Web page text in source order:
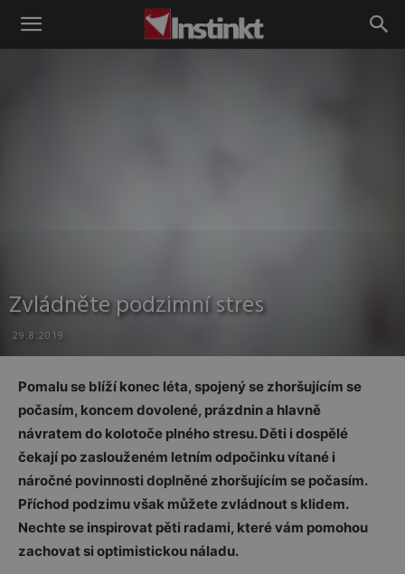
Instinkt
Zvládněte podzimní stres
29.8.2019
Pomalu se blíží konec léta, spojený se zhoršujícím se
počasím, koncem dovolené, prázdnin a hlavně
návratem do kolotoče plného stresu. Děti i dospělé
čekají po zaslouženém letním odpočinku vítané i
náročné povinnosti doplněné zhoršujícím se počasím.
Příchod podzimu však můžete zvládnout s klidem.
Nechte se inspirovat pěti radami, které vám pomohou
zachovat si optimistickou náladu.